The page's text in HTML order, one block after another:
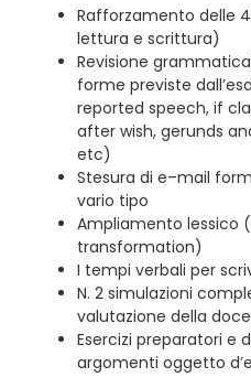
Rafforzamento delle
lettura e scrittura)
Revisione
forme previste
reported speech, if
after wish, gerunds
etc)
Stesura di e–mail
vario tipo
Ampliamento lessico
transformation)
I tempi verbali per
N. 2 simulazioni
valutazione della
Esercizi preparatori e
argomenti oggetto